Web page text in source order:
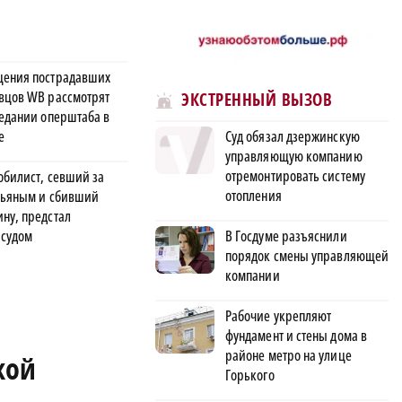
пострадавших
WB рассмотрят
оперштаба в
севший за
и сбивший
предстал
ЭКСТРЕННЫЙ ВЫЗОВ
Суд обязал дзержинскую
управляющую компанию
отремонтировать систему
отопления
В Госдуме разъяснили
порядок смены управляющей
компании
Рабочие укрепляют
фундамент и стены дома в
районе метро на улице
Горького